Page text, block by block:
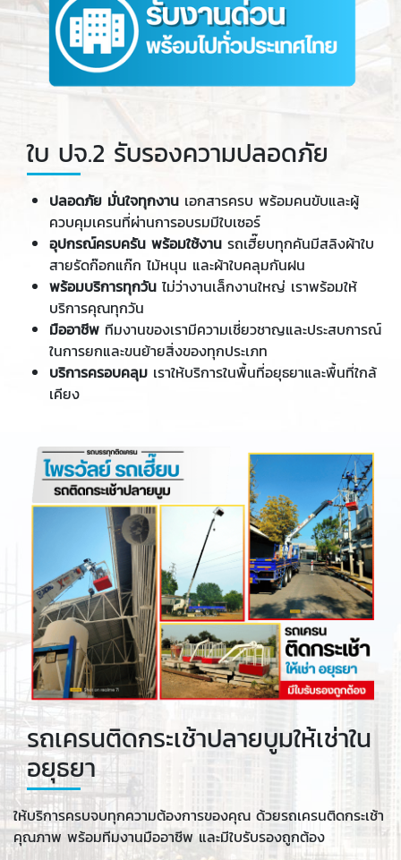
ใบ ปจ.2 รับรองความปลอดภัย
ปลอดภัย มั่นใจทุกงาน เอกสารครบ พร้อมคนขับและผู้
ควบคุมเครนที่ผ่านการอบรมมีใบเซอร์
อุปกรณ์ครบครัน พร้อมใช้งาน รถเฮี๊ยบทุกคันมีสลิงผ้าใบ
สายรัดก๊อกแก๊ก ไม้หนุน และผ้าใบคลุมกันฝน
พร้อมบริการทุกวัน ไม่ว่างานเล็กงานใหญ่ เราพร้อมให้
บริการคุณทุกวัน
มืออาชีพ ทีมงานของเรามีความเชี่ยวชาญและประสบการณ์
ในการยกและขนย้ายสิ่งของทุกประเภท
บริการครอบคลุม เราให้บริการในพื้นที่อยุธยาและพื้นที่ใกล้
เคียง
รถเครนติดกระเช้าปลายบูมให้เช่าใน
อยุธยา
ให้บริการครบจบทุกความต้องการของคุณ ด้วยรถเครนติดกระเช้า
คุณภาพ พร้อมทีมงานมืออาชีพ และมีใบรับรองถูกต้อง